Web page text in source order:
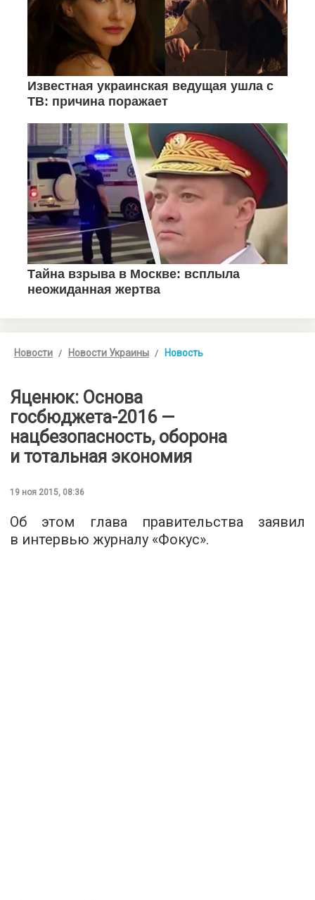
Новости Новости Украины Новость
Яценюк: Основа
госбюджета-2016 —
нацбезопасность, оборона
и тотальная экономия
19 ноя 2015, 08:36
Об этом глава правительства заявил
в интервью журналу «Фокус».